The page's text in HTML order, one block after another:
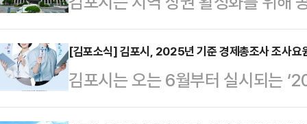
조명으로 반짝이는 740m 벚꽃 터
객들의 큰 호응을 얻었다.특히 최적
수 있게 돕는 인생샷 도우미를 축제
는 친…
시행한다고 13일 밝혔다.이 정책
종료될 예정이나 내년 4월 말까지
국제 정세 불안과 유가 상승 등으로
지역경제에 활력을 불어넣기 위한
[김포소식] 김포시, 2025년 기준 경제총조사 조사요
김포시는 오는 6월부터 실시되는
을 위해 조사요원 171명을 모집한